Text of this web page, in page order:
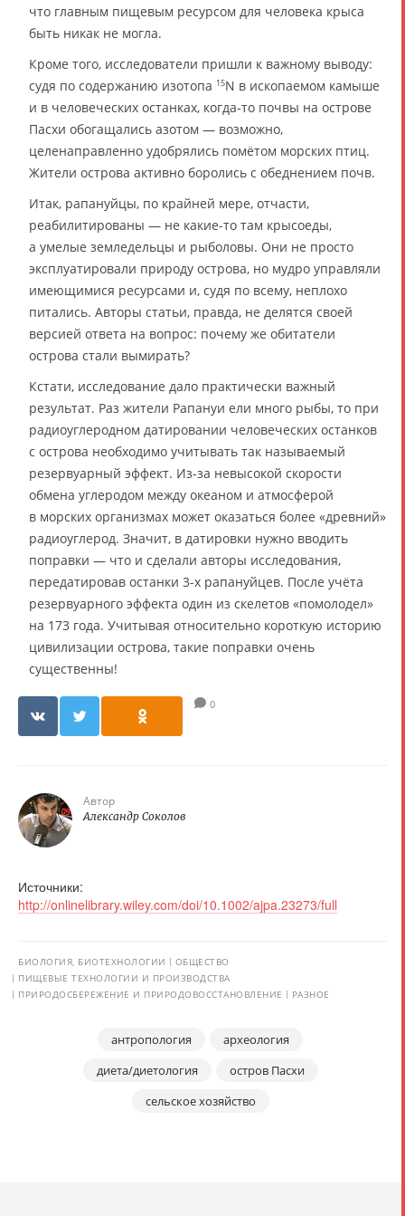
что главным пищевым ресурсом для человека крыса
быть никак не могла.
Кроме того, исследователи пришли к важному выводу:
судя по содержанию изотопа 15N в ископаемом камыше
и в человеческих останках, когда-то почвы на острове
Пасхи обогащались азотом — возможно,
целенаправленно удобрялись помётом морских птиц.
Жители острова активно боролись с обеднением почв.
Итак, рапануйцы, по крайней мере, отчасти,
реабилитированы — не какие-то там крысоеды,
а умелые земледельцы и рыболовы. Они не просто
эксплуатировали природу острова, но мудро управляли
имеющимися ресурсами и, судя по всему, неплохо
питались. Авторы статьи, правда, не делятся своей
версией ответа на вопрос: почему же обитатели
острова стали вымирать?
Кстати, исследование дало практически важный
результат. Раз жители Рапануи ели много рыбы, то при
радиоуглеродном датировании человеческих останков
с острова необходимо учитывать так называемый
резервуарный эффект. Из-за невысокой скорости
обмена углеродом между океаном и атмосферой
в морских организмах может оказаться более «древний»
радиоуглерод. Значит, в датировки нужно вводить
поправки — что и сделали авторы исследования,
передатировав останки 3-х рапануйцев. После учёта
резервуарного эффекта один из скелетов «помолодел»
на 173 года. Учитывая относительно короткую историю
цивилизации острова, такие поправки очень
существенны!
0
Автор
Александр Соколов
Источники:
http://onlinelibrary.wiley.com/doi/10.1002/ajpa.23273/full
БИОЛОГИЯ, БИОТЕХНОЛОГИИ
ОБЩЕСТВО
ПИЩЕВЫЕ ТЕХНОЛОГИИ И ПРОИЗВОДСТВА
ПРИРОДОСБЕРЕЖЕНИЕ И ПРИРОДОВОССТАНОВЛЕНИЕ
РАЗНОЕ
антропология
археология
диета/диетология
остров Пасхи
сельское хозяйство